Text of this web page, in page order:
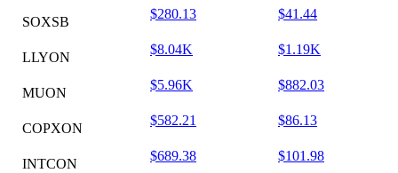
SOXSB
$280.13 $41.44
LLYON
$8.04K $1.19K
MUON
$5.96K $882.03
COPXON
$582.21 $86.13
INTCON
$689.38 $101.98